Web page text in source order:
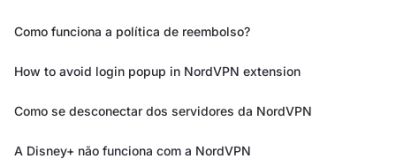
Como funciona a política de reembolso?
How to avoid login popup in NordVPN extension
Como se desconectar dos servidores da NordVPN
A Disney+ não funciona com a NordVPN